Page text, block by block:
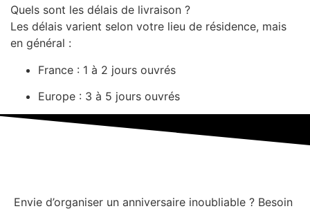
Quels sont les délais de livraison ?
Les délais varient selon votre lieu de résidence, mais
en général :
France : 1 à 2 jours ouvrés
Europe : 3 à 5 jours ouvrés
Envie d’organiser un anniversaire inoubliable ? Besoin